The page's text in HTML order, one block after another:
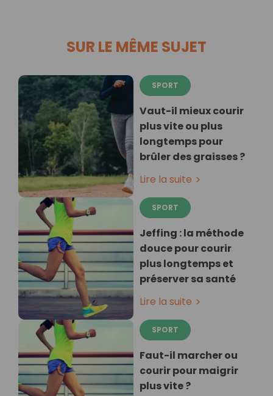
SUR LE MÊME SUJET
SPORT
Vaut-il mieux courir
plus vite ou plus
longtemps pour
brûler des graisses ?
Lire la suite
SPORT
Jeffing : la méthode
douce pour courir
plus longtemps et
préserver sa santé
Lire la suite
SPORT
Faut-il marcher ou
courir pour maigrir
plus vite ?